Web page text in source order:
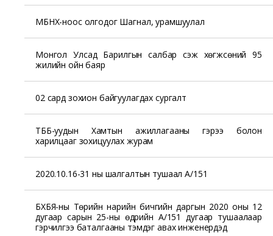
МБНХ-ноос олгодог Шагнал, урамшуулал
Монгол Улсад Барилгын салбар үүсэж хөгжсөний 95
жилийн ойн баяр
02 сард зохион байгуулагдах сургалт
ТББ-уудын Хамтын ажиллагааны гэрээ болон
харилцааг зохицуулах журам
2020.10.16-31 ны шалгалтын тушаал А/151
БХБЯ-ны Төрийн нарийн бичгийн даргын 2020 оны 12
дугаар сарын 25-ны өдрийн А/151 дугаар тушаалаар
гэрчилгээ баталгааны тэмдэг авах инженерүүдэд